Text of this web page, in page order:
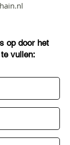
op door het
vullen: